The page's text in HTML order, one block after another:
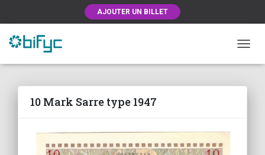
AJOUTER UN BILLET
10 Mark Sarre type 1947